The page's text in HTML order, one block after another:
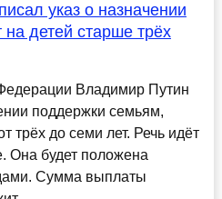
указ о назначении
детей старше трёх
Владимир Путин
поддержки семьям,
трёх до семи лет. Речь идёт
Она будет положена
Сумма выплаты